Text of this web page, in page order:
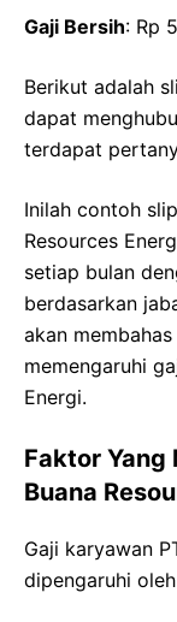
Gaji Bersih: Rp
Berikut adalah
dapat
terdapat
Inilah contoh
Resources
setiap bulan
berdasarkan
akan
memengaruhi
Energi.
Faktor Yang
Buana
Gaji karyawan
dipengaruhi